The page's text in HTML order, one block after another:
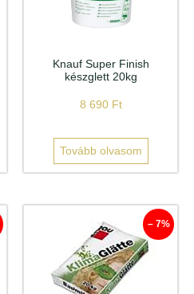
Knauf Super Finish
készglett 20kg
8 690 Ft
Tovább olvasom
– 7%